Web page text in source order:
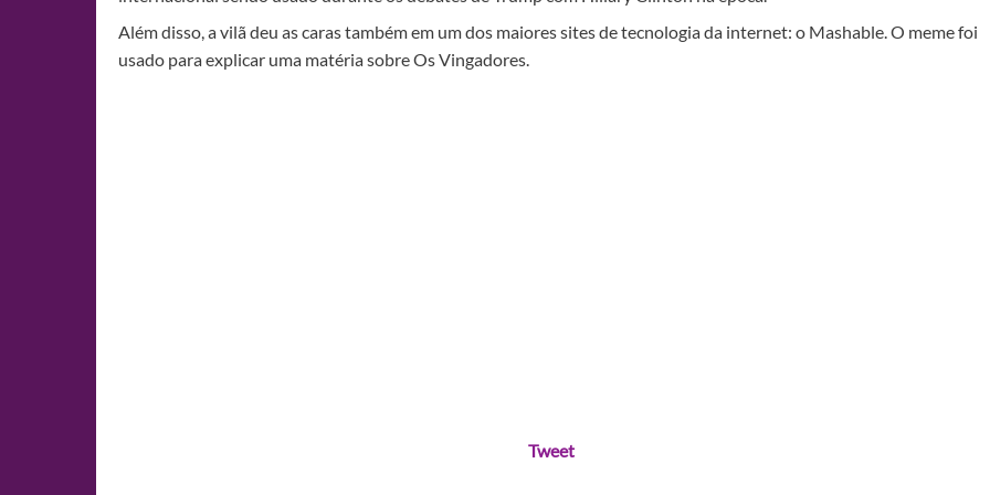
Além disso, a vilã deu as caras também em um dos maiores sites de tecnologia da internet: o Mashable. O meme foi
usado para explicar uma matéria sobre Os Vingadores.
Tweet